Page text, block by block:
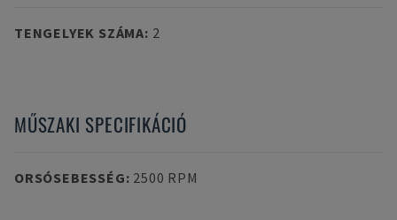
TENGELYEK SZÁMA: 2
MŰSZAKI SPECIFIKÁCIÓ
ORSÓSEBESSÉG: 2500 RPM